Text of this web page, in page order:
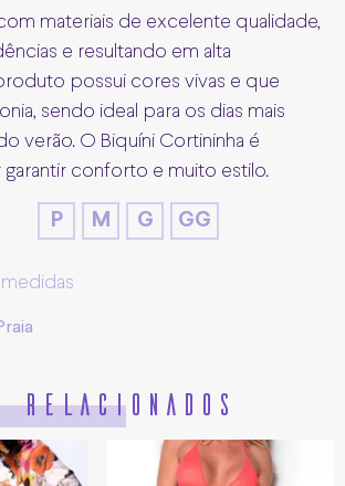
materiais de excelente qualidade,
e resultando em alta
possui cores vivas e que
sendo ideal para os dias mais
verão. O Biquíni Cortininha é
conforto e muito estilo.
P M G GG
medidas
relacionados